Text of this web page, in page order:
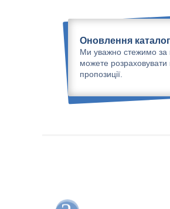
Оновлення
Ми уважно стежимо за
можете розраховувати
пропозиції.